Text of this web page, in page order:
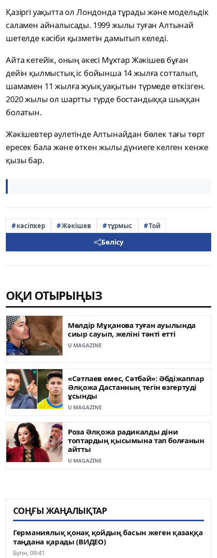
Қазіргі уақытта ол Лондонда тұрады және модельдік
саламен айналысады. 1999 жылы туған Алтынай
шетелде кәсіби қызметін дамытып келеді.
Айта кетейік, оның әкесі Мұхтар Жәкішев бұған
дейін қылмыстық іс бойынша 14 жылға сотталып,
шамамен 11 жылға жуық уақытын түрмеде өткізген.
2020 жылы ол шартты түрде бостандыққа шыққан
болатын.
Жәкішевтер әулетінде Алтынайдан бөлек тағы төрт
ересек бала және өткен жылы дүниеге келген кенже
қызы бар.
кәсіпкер Жәкішев тұрмыс Той
Бөлісу
ОҚИ ОТЫРЫҢЫЗ
Мөлдір Мұқанова туған ауылында
сиыр сауып, желіні тәнті етті
U MAGAZINE
«Сәтпаев емес, Сәтбай»: Әбдіжаппар
Әлқожа Дастанның тегін өзгертуді
ұсынды
U MAGAZINE
Роза Әлқожа радикалды діни
топтардың қысымына тап болғанын
айтты
U MAGAZINE
СОҢҒЫ ЖАҢАЛЫҚТАР
Германиялық қонақ қойдың басын жеген қазаққа
таңдана қарады (ВИДЕО)
Бүгін, 09:41